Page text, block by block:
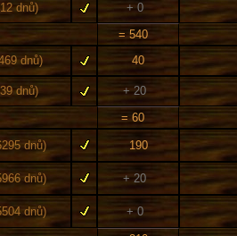
dnů) + 0
= 540
dnů) 40
dnů) + 20
= 60
dnů) 190
dnů) + 20
dnů) + 0